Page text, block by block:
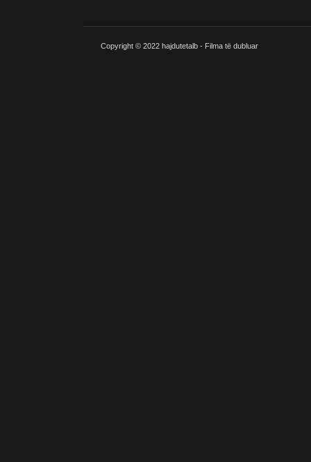
Copyright © 2022 hajdutetalb - Filma të dubluar